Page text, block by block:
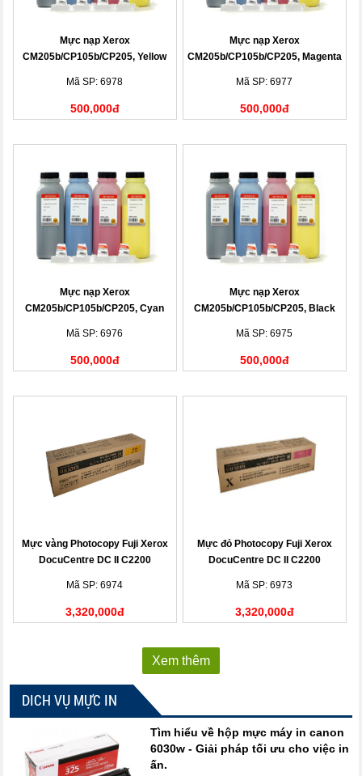
Mực nạp Xerox
CM205b/CP105b/CP205, Yellow
Mã SP: 6978
500,000đ
Mực nạp Xerox
CM205b/CP105b/CP205, Magenta
Mã SP: 6977
500,000đ
Mực nạp Xerox
CM205b/CP105b/CP205, Cyan
Mã SP: 6976
500,000đ
Mực nạp Xerox
CM205b/CP105b/CP205, Black
Mã SP: 6975
500,000đ
Mực vàng Photocopy Fuji Xerox
DocuCentre DC II C2200
Mã SP: 6974
3,320,000đ
Mực đỏ Photocopy Fuji Xerox
DocuCentre DC II C2200
Mã SP: 6973
3,320,000đ
Xem thêm
DICH VỤ MỰC IN
Tìm hiểu về hộp mực máy in canon
6030w - Giải pháp tối ưu cho việc in
ấn.